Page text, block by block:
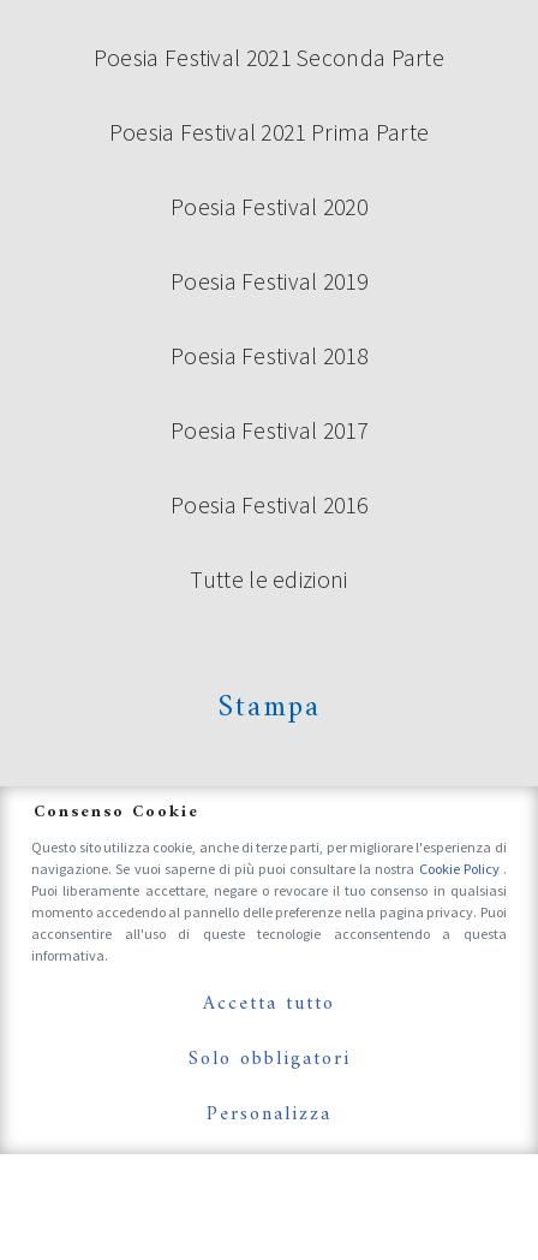
Poesia Festival 2021 Seconda Parte
Poesia Festival 2021 Prima Parte
Poesia Festival 2020
Poesia Festival 2019
Poesia Festival 2018
Poesia Festival 2017
Poesia Festival 2016
Tutte le edizioni
Stampa
Accrediti Stampa e Fotografi
Follow Us On
Consenso Cookie
Questo sito utilizza cookie, anche di terze parti, per migliorare l'esperienza di
navigazione. Se vuoi saperne di più puoi consultare la nostra Cookie Policy .
Puoi liberamente accettare, negare o revocare il tuo consenso in qualsiasi
momento accedendo al pannello delle preferenze nella pagina privacy. Puoi
acconsentire all'uso di queste tecnologie acconsentendo a questa
informativa.
Accetta tutto
Solo obbligatori
Personalizza